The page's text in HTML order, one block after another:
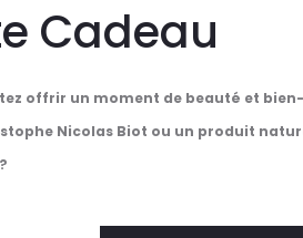
le monde du soin capillaire, tout ce
pas forcément bon pour votre fibre
Cadeau
offrir un moment de beauté et
Nicolas Biot ou un produit